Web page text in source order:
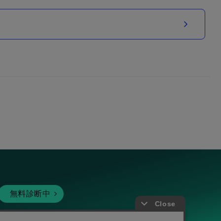
無料診断中